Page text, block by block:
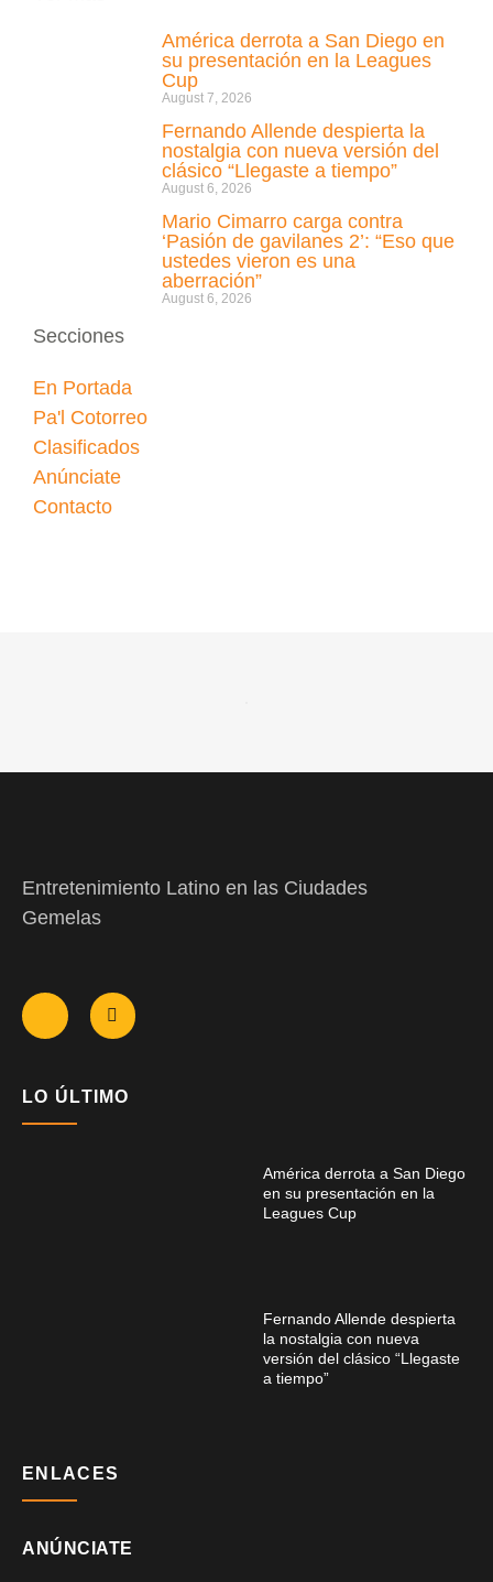
América derrota a San Diego en
su presentación en la Leagues
Cup
August 7, 2026
Fernando Allende despierta la
nostalgia con nueva versión del
clásico “Llegaste a tiempo”
August 6, 2026
Mario Cimarro carga contra
‘Pasión de gavilanes 2’: “Eso que
ustedes vieron es una
aberración”
August 6, 2026
Secciones
En Portada
Pa'l Cotorreo
Clasificados
Anúnciate
Contacto
Entretenimiento Latino en las Ciudades
Gemelas
LO ÚLTIMO
América derrota a San Diego
en su presentación en la
Leagues Cup
Fernando Allende despierta
la nostalgia con nueva
versión del clásico “Llegaste
a tiempo”
ENLACES
ANÚNCIATE